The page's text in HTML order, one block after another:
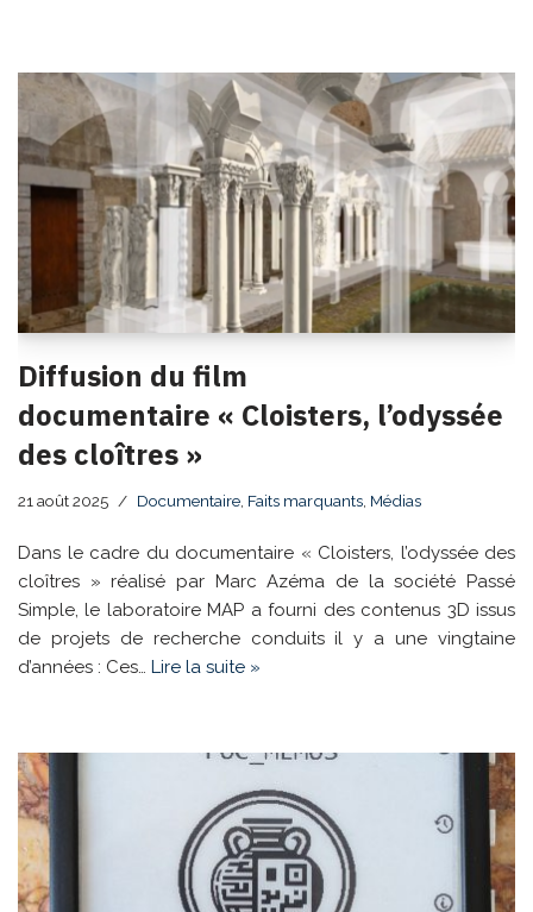
Diffusion du film
documentaire « Cloisters, l’odyssée
des cloîtres »
21 août 2025 Documentaire Faits marquants Médias
Dans le cadre du documentaire « Cloisters, l’odyssée des
cloîtres » réalisé par Marc Azéma de la société Passé
Simple, le laboratoire MAP a fourni des contenus 3D issus
de projets de recherche conduits il y a une vingtaine
d’années : Ces… Lire la suite »